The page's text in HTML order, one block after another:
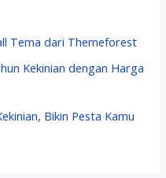
Tema dari Themeforest
Kekinian dengan Harga
Bikin Pesta Kamu